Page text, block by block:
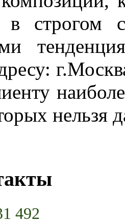
строгом
нельзя
492